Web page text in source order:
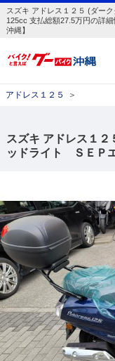
スズキ アドレス１２５ (ダー
125cc 支払総額27.5万円の詳
沖縄】
アドレス１２５ ＞
スズキ アドレス１
ッドライト ＳＥＰ